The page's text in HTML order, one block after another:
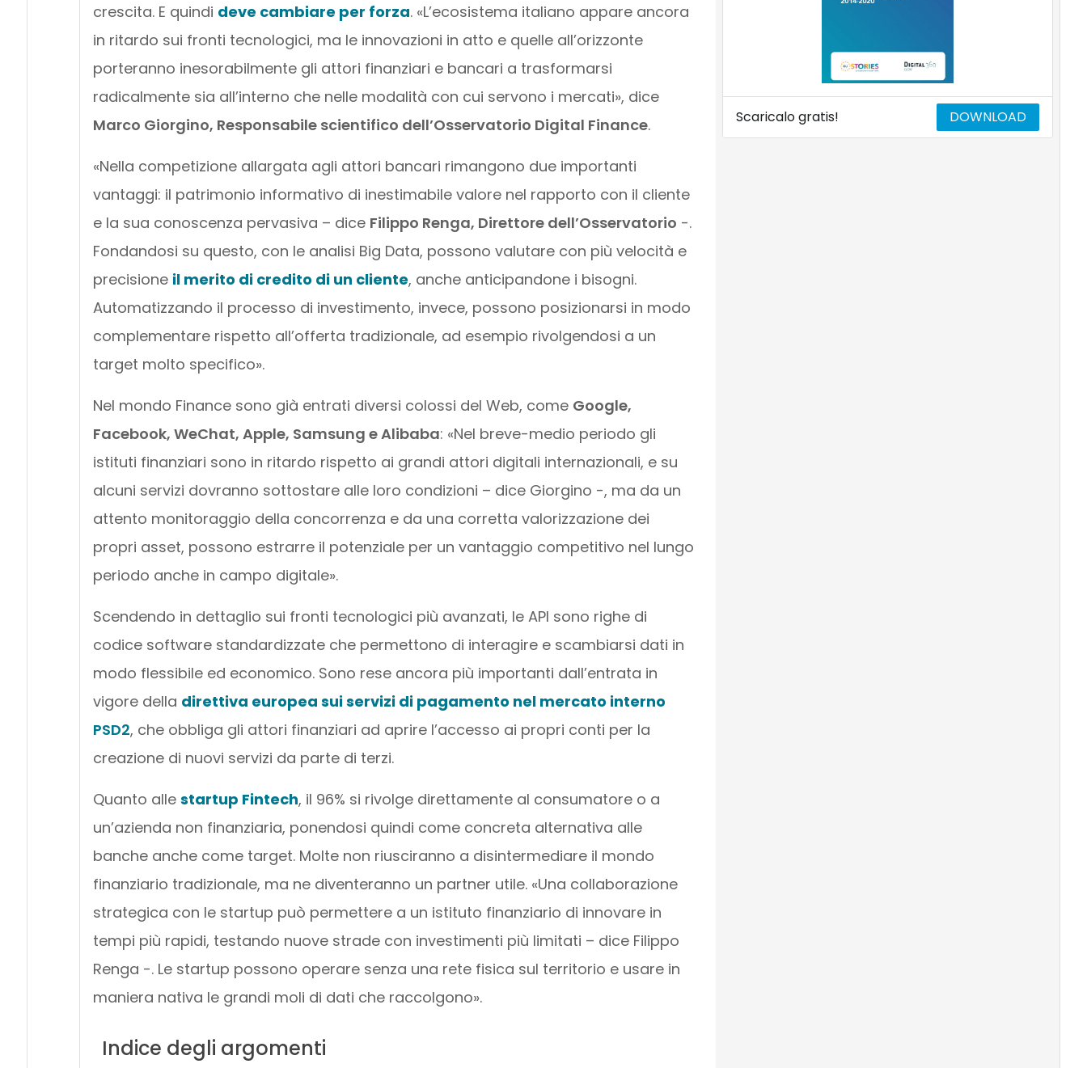
crescita. E quindi deve cambiare per forza. «L’ecosistema italiano appare ancora
in ritardo sui fronti tecnologici, ma le innovazioni in atto e quelle all’orizzonte
porteranno inesorabilmente gli attori finanziari e bancari a trasformarsi
radicalmente sia all’interno che nelle modalità con cui servono i mercati», dice
Marco Giorgino, Responsabile scientifico dell’Osservatorio Digital Finance.
«Nella competizione allargata agli attori bancari rimangono due importanti
vantaggi: il patrimonio informativo di inestimabile valore nel rapporto con il cliente
e la sua conoscenza pervasiva – dice Filippo Renga, Direttore dell’Osservatorio -.
Fondandosi su questo, con le analisi Big Data, possono valutare con più velocità e
precisione il merito di credito di un cliente, anche anticipandone i bisogni.
Automatizzando il processo di investimento, invece, possono posizionarsi in modo
complementare rispetto all’offerta tradizionale, ad esempio rivolgendosi a un
target molto specifico».
Nel mondo Finance sono già entrati diversi colossi del Web, come Google,
Facebook, WeChat, Apple, Samsung e Alibaba: «Nel breve-medio periodo gli
istituti finanziari sono in ritardo rispetto ai grandi attori digitali internazionali, e su
alcuni servizi dovranno sottostare alle loro condizioni – dice Giorgino -, ma da un
attento monitoraggio della concorrenza e da una corretta valorizzazione dei
propri asset, possono estrarre il potenziale per un vantaggio competitivo nel lungo
periodo anche in campo digitale».
Scendendo in dettaglio sui fronti tecnologici più avanzati, le API sono righe di
codice software standardizzate che permettono di interagire e scambiarsi dati in
modo flessibile ed economico. Sono rese ancora più importanti dall’entrata in
vigore della direttiva europea sui servizi di pagamento nel mercato interno
PSD2, che obbliga gli attori finanziari ad aprire l’accesso ai propri conti per la
creazione di nuovi servizi da parte di terzi.
Quanto alle startup Fintech, il 96% si rivolge direttamente al consumatore o a
un’azienda non finanziaria, ponendosi quindi come concreta alternativa alle
banche anche come target. Molte non riusciranno a disintermediare il mondo
finanziario tradizionale, ma ne diventeranno un partner utile. «Una collaborazione
strategica con le startup può permettere a un istituto finanziario di innovare in
tempi più rapidi, testando nuove strade con investimenti più limitati – dice Filippo
Renga -. Le startup possono operare senza una rete fisica sul territorio e usare in
maniera nativa le grandi moli di dati che raccolgono».
Indice degli argomenti
Scaricalo gratis! DOWNLOAD